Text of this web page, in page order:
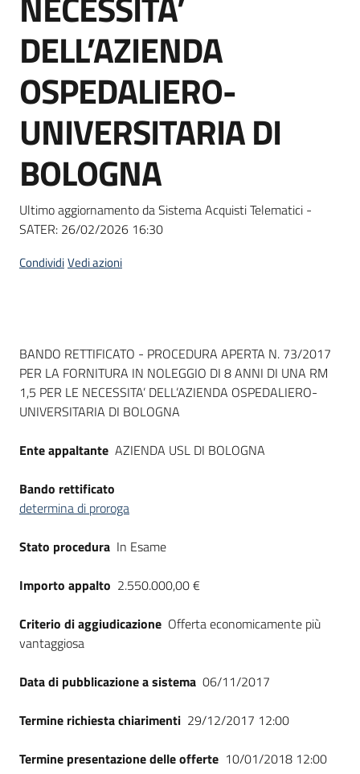
English
site
Seguici
su
DELL’AZIENDA
OSPEDALIERO-
UNIVERSITARIA DI
BOLOGNA
Ultimo aggiornamento da Sistema Acquisti Telematici -
SATER: 26/02/2026 16:30
CondividiVedi azioni
Dati del bando
BANDO RETTIFICATO - PROCEDURA APERTA N. 73/2017
PER LA FORNITURA IN NOLEGGIO DI 8 ANNI DI UNA RM
1,5 PER LE NECESSITA’ DELL’AZIENDA OSPEDALIERO-
UNIVERSITARIA DI BOLOGNA
Ente appaltante AZIENDA USL DI BOLOGNA
Bando rettificato
determina di proroga
Stato procedura In Esame
Importo appalto 2.550.000,00 €
Criterio di aggiudicazione Offerta economicamente più
vantaggiosa
Data di pubblicazione a sistema 06/11/2017
Termine richiesta chiarimenti 29/12/2017 12:00
Termine presentazione delle offerte 10/01/2018 12:00